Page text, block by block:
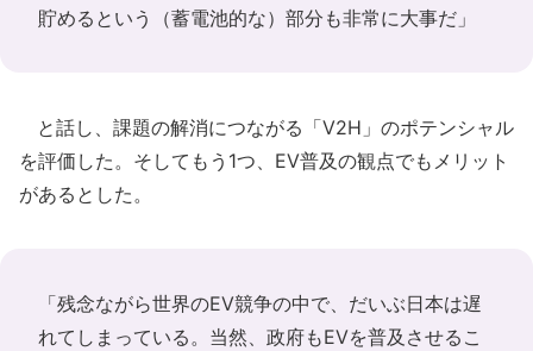
貯めるという（蓄電池的な）部分も非常に大事だ」
と話し、課題の解消につながる「V2H」のポテンシャル
を評価した。そしてもう1つ、EV普及の観点でもメリット
があるとした。
「残念ながら世界のEV競争の中で、だいぶ日本は遅
れてしまっている。当然、政府もEVを普及させるこ